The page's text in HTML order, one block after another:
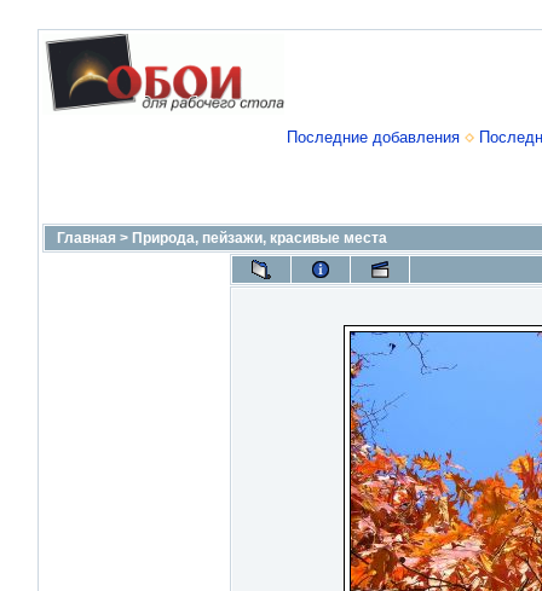
Последние добавления
Главная > Природа, пейзажи, красивые места